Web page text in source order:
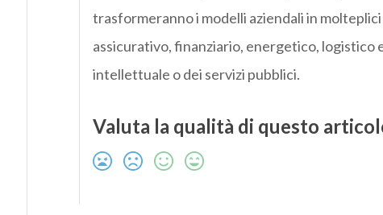
trasformeranno i modelli aziendali in
assicurativo, finanziario, energetico,
intellettuale o dei servizi pubblici.
Valuta la qualità di questo